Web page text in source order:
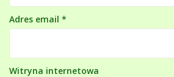
Adres email *
Witryna internetowa